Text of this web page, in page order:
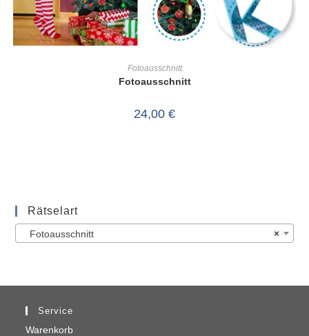
Fotoausschnitt
Fotoausschnitt
24,00 €
Rätselart
×
Fotoausschnitt
Service
Warenkorb